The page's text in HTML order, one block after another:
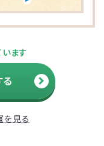
ます
を見る